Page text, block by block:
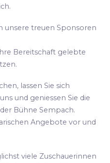
unsere treuen Sponsoren
Bereitschaft gelebte
lassen Sie sich
und geniessen Sie die
Bühne Sempach.
Angebote vor und
viele Zuschauerinnen